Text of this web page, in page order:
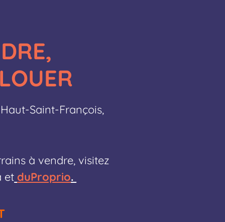
Saint-François,
à vendre, visitez
et duProprio.